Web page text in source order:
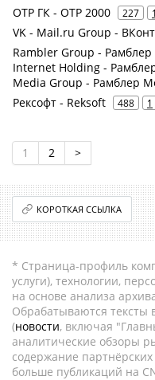
ОТР ГК - ОТР 2000 227 1
VK - Mail.ru Group -
Rambler Group -
Internet Holding -
Media Group - Рамблер
Рексофт - Reksoft 488 1
1 2 >
КОРОТКАЯ ССЫЛКА
* Страница-профиль
услуги), технологии,
на основе анализа
Обрабатываются тексты
(новости, включая
аналитические обзоры
содержание
больше публикаций на